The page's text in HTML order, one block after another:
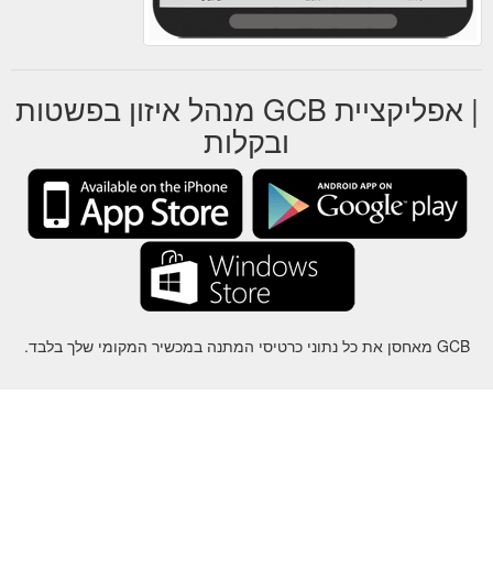
| אפליקציית GCB מנהל איזון בפשטות
ובקלות
GCB מאחסן את כל נתוני כרטיסי המתנה במכשיר המקומי שלך בלבד.